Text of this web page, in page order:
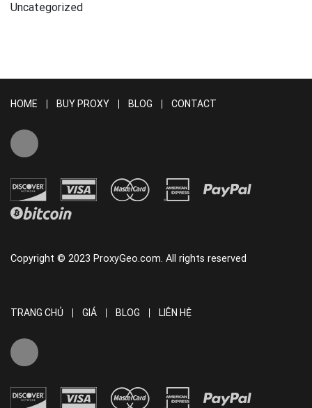
Uncategorized
HOME BUY PROXY BLOG CONTACT
Copyright © 2023 ProxyGeo.com. All rights reserved
TRANG CHỦ GIÁ BLOG LIÊN HỆ